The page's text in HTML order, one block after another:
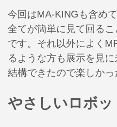
今回はMA-KINGも含め
全てが簡単に見て回る
です。それ以外によく
るような方も展示を見
結構できたので楽しかっ
やさしいロボッ